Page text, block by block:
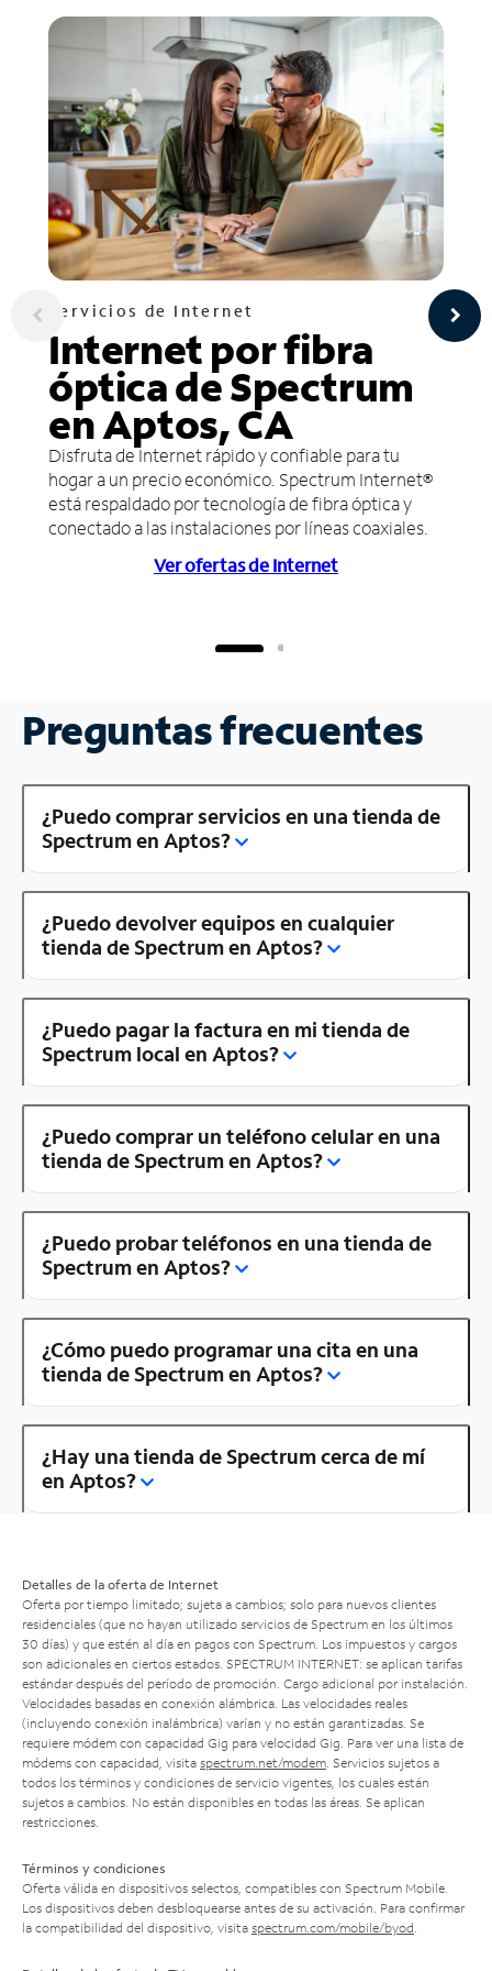
Servicios de Internet
Internet por fibra
óptica de Spectrum
en Aptos, CA
Disfruta de Internet rápido y confiable para tu
hogar a un precio económico. Spectrum Internet®
está respaldado por tecnología de fibra óptica y
conectado a las instalaciones por líneas coaxiales.
Ver ofertas de Internet
Preguntas frecuentes
¿Puedo comprar servicios en una tienda de
Spectrum en Aptos?
¿Puedo devolver equipos en cualquier
tienda de Spectrum en Aptos?
¿Puedo pagar la factura en mi tienda de
Spectrum local en Aptos?
¿Puedo comprar un teléfono celular en una
tienda de Spectrum en Aptos?
¿Puedo probar teléfonos en una tienda de
Spectrum en Aptos?
¿Cómo puedo programar una cita en una
tienda de Spectrum en Aptos?
¿Hay una tienda de Spectrum cerca de mí
en Aptos?
Detalles de la oferta de Internet
Oferta por tiempo limitado; sujeta a cambios; solo para nuevos clientes
residenciales (que no hayan utilizado servicios de Spectrum en los últimos
30 días) y que estén al día en pagos con Spectrum. Los impuestos y cargos
son adicionales en ciertos estados. SPECTRUM INTERNET: se aplican tarifas
estándar después del período de promoción. Cargo adicional por instalación.
Velocidades basadas en conexión alámbrica. Las velocidades reales
(incluyendo conexión inalámbrica) varían y no están garantizadas. Se
requiere módem con capacidad Gig para velocidad Gig. Para ver una lista de
módems con capacidad, visita spectrum.net/modem . Servicios sujetos a
todos los términos y condiciones de servicio vigentes, los cuales están
sujetos a cambios. No están disponibles en todas las áreas. Se aplican
restricciones.
Términos y condiciones
Oferta válida en dispositivos selectos, compatibles con Spectrum Mobile.
Los dispositivos deben desbloquearse antes de su activación. Para confirmar
la compatibilidad del dispositivo, visita spectrum.com/mobile/byod